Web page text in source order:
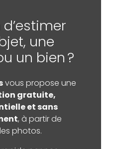
une
un bien ?
vous propose une
gratuite,
et sans
, à partir de
photos.